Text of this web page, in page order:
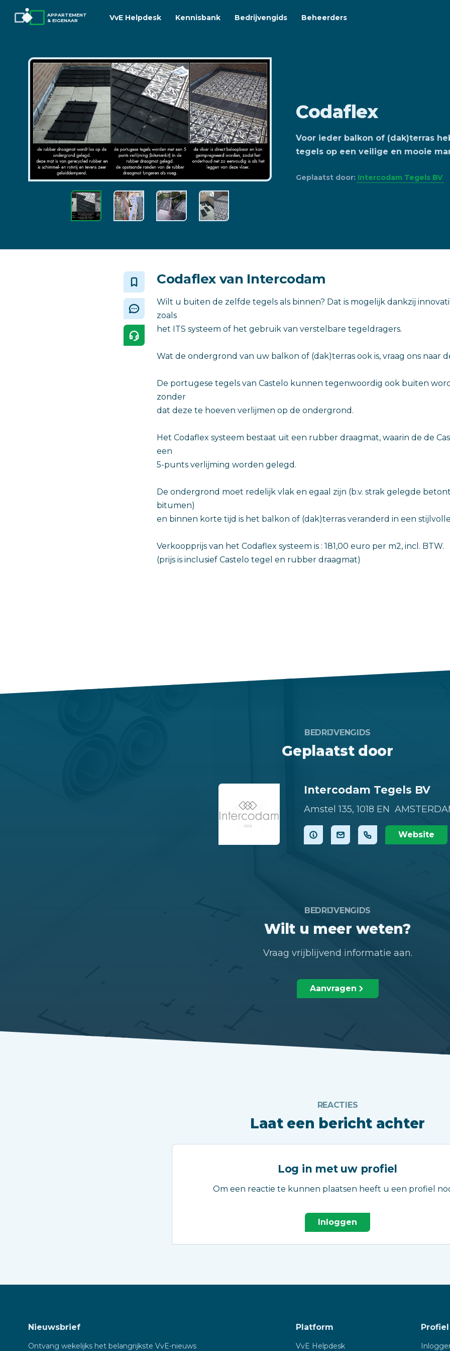
APPARTEMENT
& EIGENAAR
VvE Helpdesk Kennisbank Bedrijvengids Beheerders
Codaflex
Voor ieder balkon of (dak)terras
tegels op een veilige en mooie
Geplaatst door: Intercodam Tegels BV
Codaflex van Intercodam
Wilt u buiten de zelfde tegels als binnen? Dat is mogelijk dankzij
zoals
het ITS systeem of het gebruik van verstelbare tegeldragers.
Wat de ondergrond van uw balkon of (dak)terras ook is, vraag ons naar
De portugese tegels van Castelo kunnen tegenwoordig ook buiten
zonder
dat deze te hoeven verlijmen op de ondergrond.
Het Codaflex systeem bestaat uit een rubber draagmat, waarin de de
een
5-punts verlijming worden gelegd.
De ondergrond moet redelijk vlak en egaal zijn (b.v. strak gelegde
bitumen)
en binnen korte tijd is het balkon of (dak)terras veranderd in een
Verkoopprijs van het Codaflex systeem is : 181,00 euro per m2, incl. BTW.
(prijs is inclusief Castelo tegel en rubber draagmat)
BEDRIJVENGIDS
Geplaatst door
Intercodam Tegels BV
Amstel 135, 1018 EN
Website
BEDRIJVENGIDS
Wilt u meer weten?
Vraag vrijblijvend informatie aan.
Aanvragen
REACTIES
Laat een bericht achter
Log in met uw profiel
Om een reactie te kunnen plaatsen heeft u een profiel
Inloggen
Nieuwsbrief
Ontvang wekelijks het belangrijkste VvE-nieuws
Platform
VvE Helpdesk
Profiel